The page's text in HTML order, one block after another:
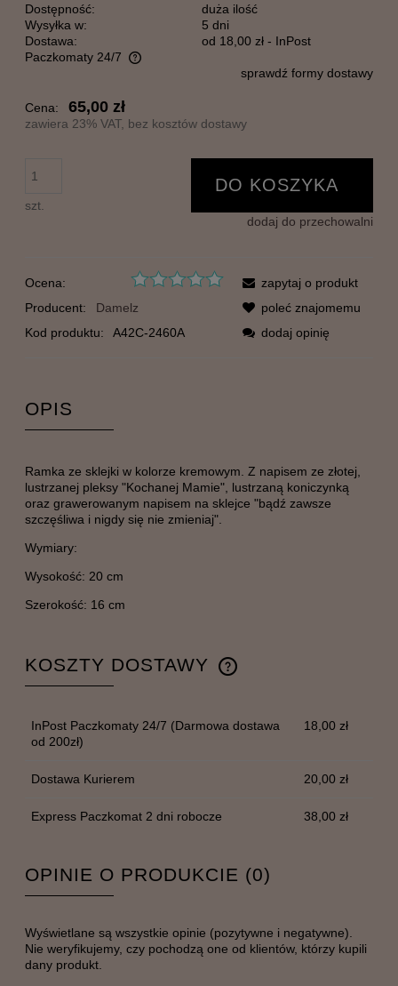
Dostępność:
duża ilość
Wysyłka w:
5 dni
Dostawa:
od 18,00 zł - InPost
Paczkomaty 24/7
Cena nie zawiera ewentualnych kosztów płatnościsprawdź formy dostawy
Cena: 65,00 zł
zawiera 23% VAT, bez kosztów dostawy
szt.
DO KOSZYKA
dodaj do przechowalni
Ocena:
Producent:
Damelz
Kod produktu:
A42C-2460A
zapytaj o produkt
poleć znajomemu
dodaj opinię
OPIS
Ramka ze sklejki w kolorze kremowym. Z napisem ze złotej,
lustrzanej pleksy "Kochanej Mamie", lustrzaną koniczynką
oraz grawerowanym napisem na sklejce "bądź zawsze
szczęśliwa i nigdy się nie zmieniaj".
Wymiary:
Wysokość: 20 cm
Szerokość: 16 cm
KOSZTY DOSTAWY
CENA NIE ZAWIERA EWENTUALNYCH KOSZTÓW
InPost Paczkomaty 24/7 (Darmowa dostawa
od 200zł)
18,00 zł
Dostawa Kurierem 20,00 zł
Express Paczkomat 2 dni robocze 38,00 zł
OPINIE O PRODUKCIE (0)
Wyświetlane są wszystkie opinie (pozytywne i negatywne).
Nie weryfikujemy, czy pochodzą one od klientów, którzy kupili
dany produkt.